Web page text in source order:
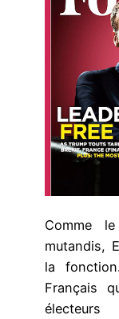
Comme
mutandis,
la
Français